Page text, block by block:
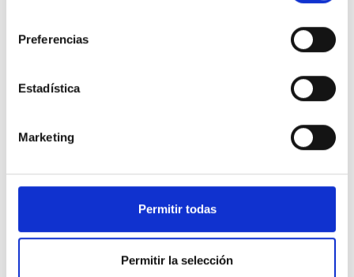
Preferencias
Estadística
Marketing
Permitir todas
Permitir la selección
Hyundai i30
1.0 TGDI N Line SE
22.816€ Desde 355,18€/mes
Precio al contado: 24.800 €